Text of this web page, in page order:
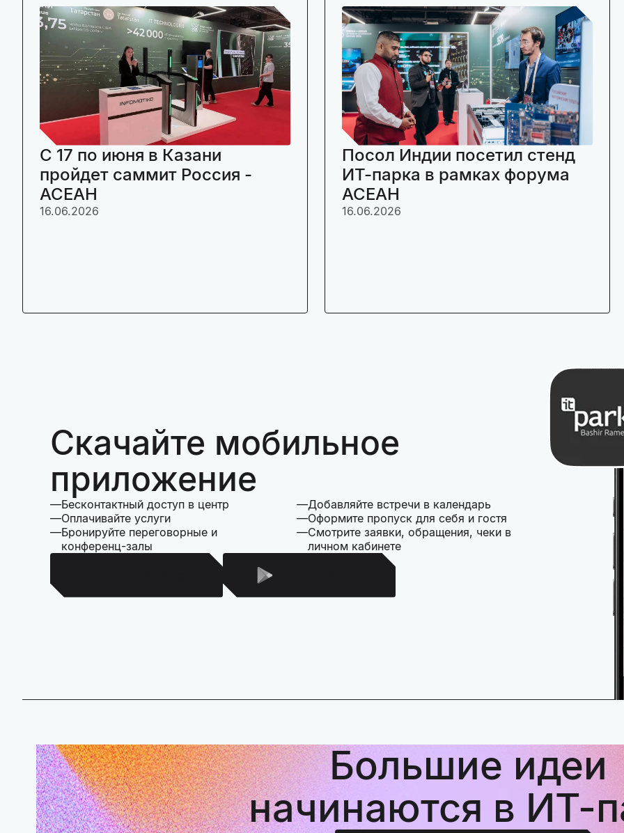
C 17 по июня в Казани
пройдет саммит Россия -
АСЕАН
16.06.2026
Посол Индии посетил стенд
ИТ-парка в рамках форума
АСЕАН
16.06.2026
Скачайте мобильное
приложение
Бесконтактный доступ в центр
Оплачивайте услуги
Бронируйте переговорные и
конференц-залы
Добавляйте встречи в календарь
Оформите пропуск для себя и гостя
Смотрите заявки, обращения, чеки в
личном кабинете
Большие идеи
начинаются в ИТ-